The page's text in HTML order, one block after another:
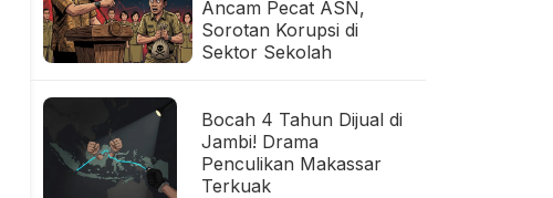
Ancam Pecat ASN,
Sorotan Korupsi di
Sektor Sekolah
Bocah 4 Tahun Dijual di
Jambi! Drama
Penculikan Makassar
Terkuak